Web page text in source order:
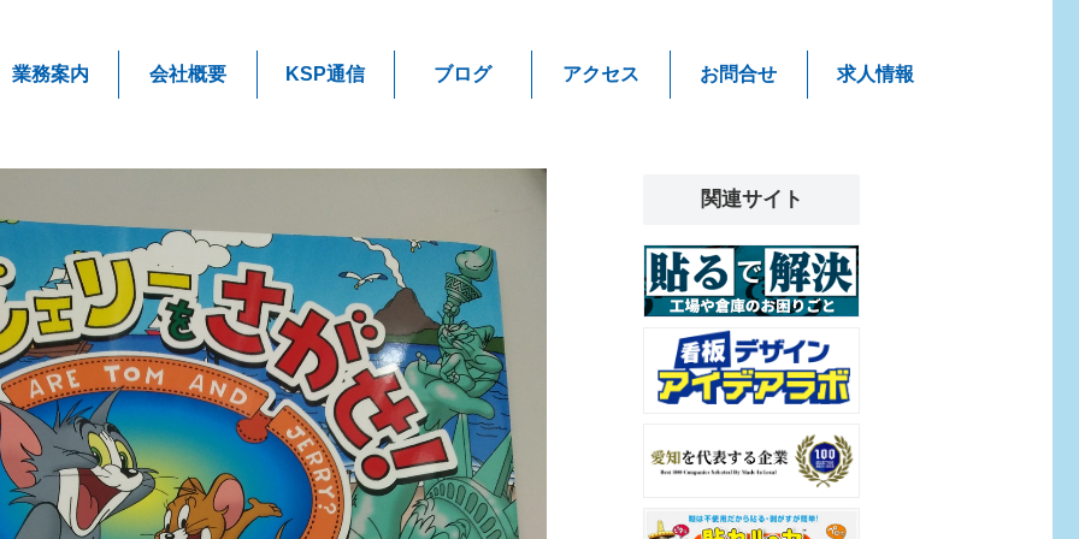
業務案内 会社概要 KSP通信 ブログ アクセス お問合せ 求人情報
関連サイト